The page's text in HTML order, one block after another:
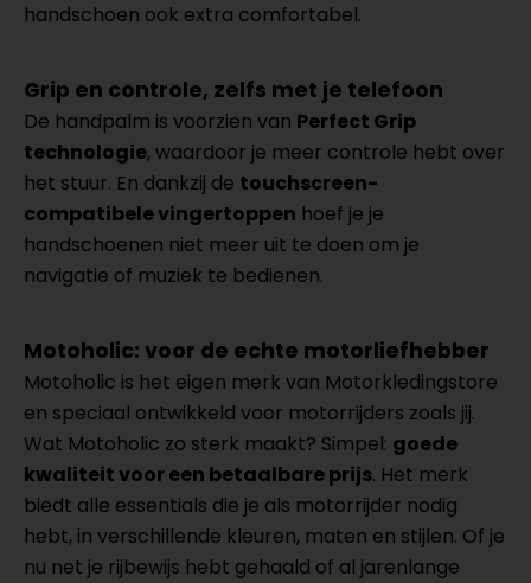
handschoen ook extra comfortabel.
Grip en controle, zelfs met je telefoon
De handpalm is voorzien van Perfect Grip
technologie, waardoor je meer controle hebt over
het stuur. En dankzij de touchscreen-
compatibele vingertoppen hoef je je
handschoenen niet meer uit te doen om je
navigatie of muziek te bedienen.
Motoholic: voor de echte motorliefhebber
Motoholic is het eigen merk van Motorkledingstore
en speciaal ontwikkeld voor motorrijders zoals jij.
Wat Motoholic zo sterk maakt? Simpel: goede
kwaliteit voor een betaalbare prijs. Het merk
biedt alle essentials die je als motorrijder nodig
hebt, in verschillende kleuren, maten en stijlen. Of je
nu net je rijbewijs hebt gehaald of al jarenlange